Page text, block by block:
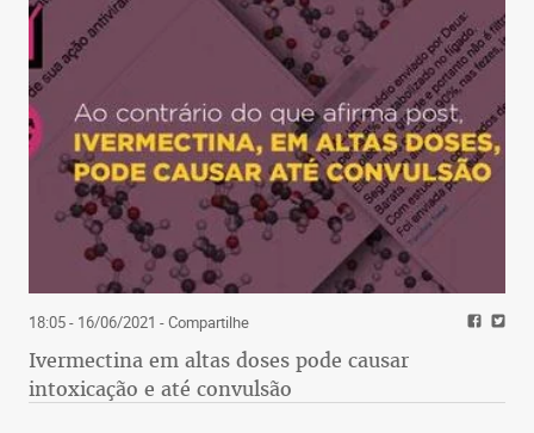
18:05 - 16/06/2021 - Compartilhe
Ivermectina em altas doses pode causar
intoxicação e até convulsão